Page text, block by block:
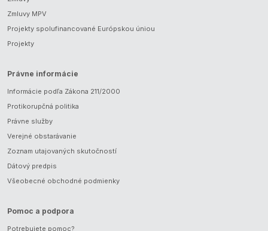
Zmluvy MPV
Projekty spolufinancované Európskou úniou
Projekty
Právne informácie
Informácie podľa Zákona 211/2000
Protikorupčná politika
Právne služby
Verejné obstarávanie
Zoznam utajovaných skutočností
Dátový predpis
Všeobecné obchodné podmienky
Pomoc a podpora
Potrebujete pomoc?